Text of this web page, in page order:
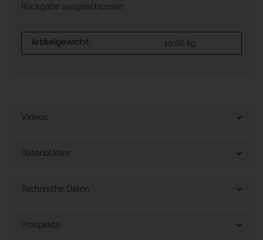
Rückgabe ausgeschlossen
Artikelgewicht: 10,66 kg
Videos
Datenblätter
Technische Daten
Prospekte